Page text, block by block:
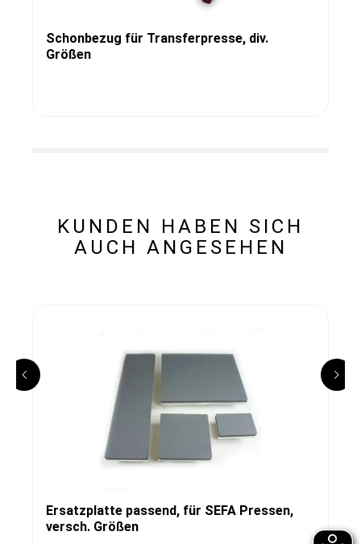
Schonbezug für Transferpresse, div.
Größen
KUNDEN HABEN SICH
AUCH ANGESEHEN
Ersatzplatte passend, für SEFA Pressen,
versch. Größen